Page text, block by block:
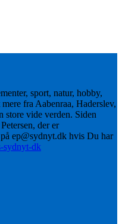
sport, natur, hobby,
fra Aabenraa, Haderslev,
store vide verden. Siden
der er
ep@sydnyt.dk hvis Du har
sydnyt-dk